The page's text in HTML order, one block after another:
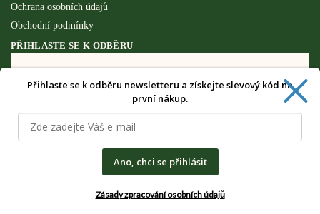
Ochrana osobních údajů
Obchodní podmínky
PŘIHLASTE SE K ODBĚRU
Získejte speciální výhody pouze pro
odběratele newsletteru.
CHCI SPECIÁLNÍ VÝHODY
Přihlaste se k odběru newsletteru a získejte slevový kód na
první nákup.
Ano, chci se přihlásit
Zásady zpracování osobních údajů